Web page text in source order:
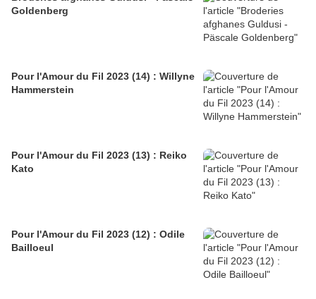
Goldenberg
Pour l'Amour du Fil 2023 (14) : Willyne
Hammerstein
Pour l'Amour du Fil 2023 (13) : Reiko
Kato
Pour l'Amour du Fil 2023 (12) : Odile
Bailloeul